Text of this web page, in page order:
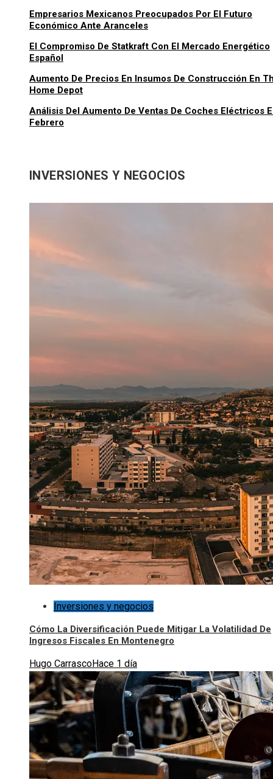
Empresarios Mexicanos Preocupados Por El Futuro
Económico Ante Aranceles
El Compromiso De Statkraft Con El Mercado Energético
Español
Aumento De Precios En Insumos De Construcción En
Home Depot
Análisis Del Aumento De Ventas De Coches Eléctricos
Febrero
INVERSIONES Y NEGOCIOS
Inversiones y negocios
Cómo La Diversificación Puede Mitigar La Volatilidad De
Ingresos Fiscales En Montenegro
Hugo CarrascoHace 1 día